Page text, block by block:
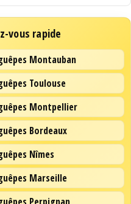
vous rapide
Montauban
Toulouse
Montpellier
Bordeaux
Nîmes
Marseille